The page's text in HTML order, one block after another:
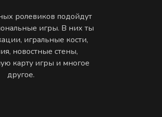
ролевиков подойдут
игры. В них ты
игральные кости,
новостные стены,
карту игры и многое
другое.